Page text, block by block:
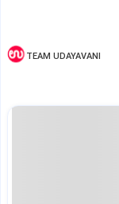
TEAM UDAYAVANI